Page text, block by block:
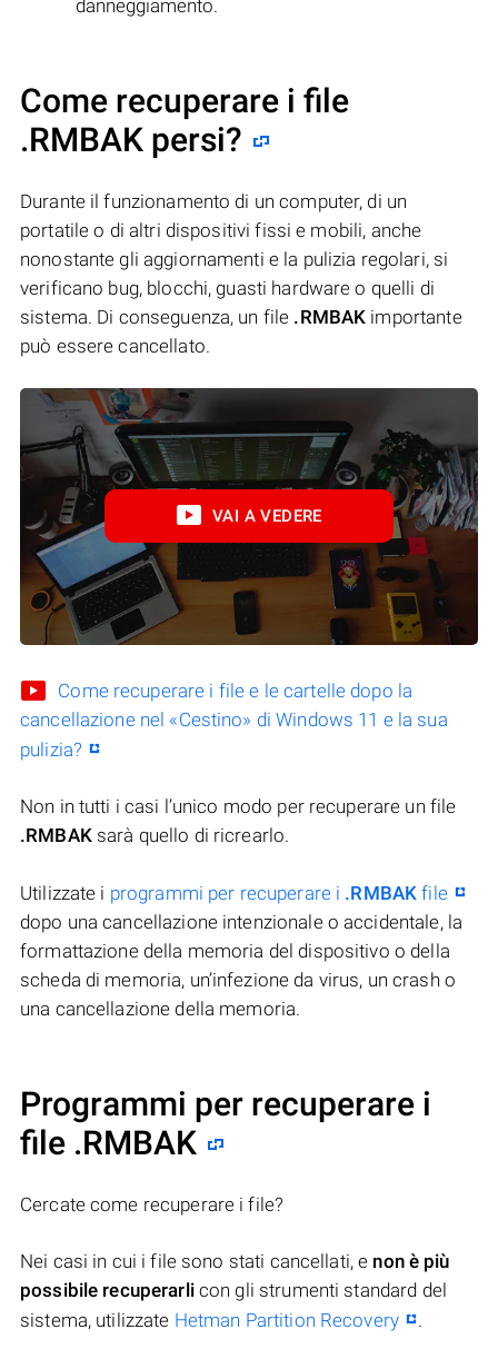
danneggiamento.
Come recuperare i file
.RMBAK persi?
Durante il funzionamento di un computer, di un
portatile o di altri dispositivi fissi e mobili, anche
nonostante gli aggiornamenti e la pulizia regolari, si
verificano bug, blocchi, guasti hardware o quelli di
sistema. Di conseguenza, un file .RMBAK importante
può essere cancellato.
VAI A VEDERE
Come recuperare i file e le cartelle dopo la
cancellazione nel «Cestino» di Windows 11 e la sua
pulizia?
Non in tutti i casi l’unico modo per recuperare un file
.RMBAKsarà quello di ricrearlo.
Utilizzate i programmi per recuperare i .RMBAK file
dopo una cancellazione intenzionale o accidentale, la
formattazione della memoria del dispositivo o della
scheda di memoria, un’infezione da virus, un crash o
una cancellazione della memoria.
Programmi per recuperare i
file .RMBAK
Cercate come recuperare i file?
Nei casi in cui i file sono stati cancellati, e non è più
possibile recuperarlicon gli strumenti standard del
sistema, utilizzate Hetman Partition Recovery .